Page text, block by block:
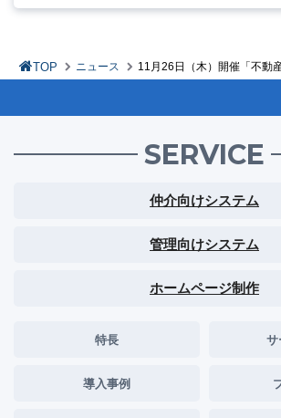
TOP ニュース 11⽉26日（木）開催「不動
SERVICE
仲介向けシステム
管理向けシステム
ホームページ制作
特長 サ
導入事例